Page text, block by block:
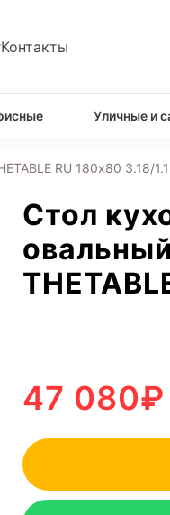
Контакты
Уличные и
RU 180х80 3.18/1.1
Стол
47 080₽